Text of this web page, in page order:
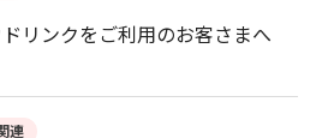
リンクをご利用のお客さまへ
連